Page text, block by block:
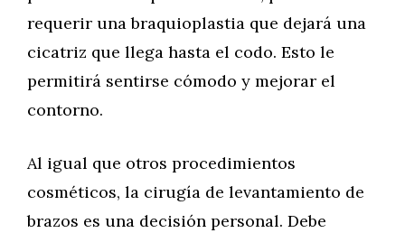
requerir una braquioplastia que dejará una
cicatriz que llega hasta el codo. Esto le
permitirá sentirse cómodo y mejorar el
contorno.
Al igual que otros procedimientos
cosméticos, la cirugía de levantamiento de
brazos es una decisión personal. Debe